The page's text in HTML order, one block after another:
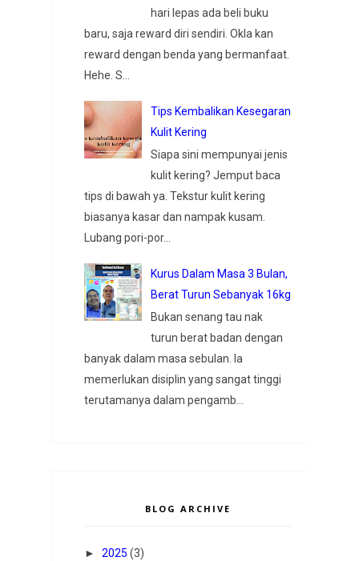
hari lepas ada beli buku
baru, saja reward diri sendiri. Okla kan
reward dengan benda yang bermanfaat.
Hehe. S...
Tips Kembalikan Kesegaran
Kulit Kering
Siapa sini mempunyai jenis
kulit kering? Jemput baca
tips di bawah ya. Tekstur kulit kering
biasanya kasar dan nampak kusam.
Lubang pori-por...
Kurus Dalam Masa 3 Bulan,
Berat Turun Sebanyak 16kg
Bukan senang tau nak
turun berat badan dengan
banyak dalam masa sebulan. Ia
memerlukan disiplin yang sangat tinggi
terutamanya dalam pengamb...
BLOG ARCHIVE
► 2025 (3)